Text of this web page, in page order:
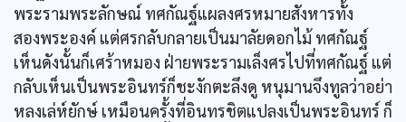
พระรามพระลักษณ์ ทศกัณฐ์แผลงศรหมายสังหารทั้ง
สองพระองค์ แต่ศรกลับกลายเป็นมาลัยดอกไม้ ทศกัณฐ์
เห็นดังนั้นก็เศร้าหมอง ฝ่ายพระรามเล็งศรไปที่ทศกัณฐ์ แต่
กลับเห็นเป็นพระอินทร์ก็ชะงักตะลึงดู หนุมานจึงทูลว่าอย่า
หลงเล่ห์ยักษ์ เหมือนครั้งที่อินทรชิตแปลงเป็นพระอินทร์ ก็